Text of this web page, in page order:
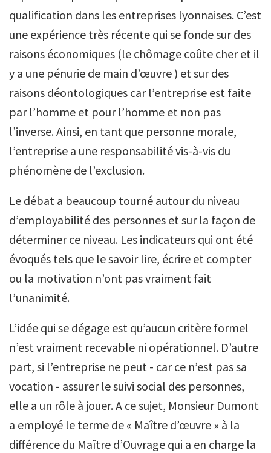
qualification dans les entreprises lyonnaises. C’est
une expérience très récente qui se fonde sur des
raisons économiques (le chômage coûte cher et il
y a une pénurie de main d’œuvre ) et sur des
raisons déontologiques car l’entreprise est faite
par l’homme et pour l’homme et non pas
l’inverse. Ainsi, en tant que personne morale,
l’entreprise a une responsabilité vis-à-vis du
phénomène de l’exclusion.
Le débat a beaucoup tourné autour du niveau
d’employabilité des personnes et sur la façon de
déterminer ce niveau. Les indicateurs qui ont été
évoqués tels que le savoir lire, écrire et compter
ou la motivation n’ont pas vraiment fait
l’unanimité.
L’idée qui se dégage est qu’aucun critère formel
n’est vraiment recevable ni opérationnel. D’autre
part, si l’entreprise ne peut - car ce n’est pas sa
vocation - assurer le suivi social des personnes,
elle a un rôle à jouer. A ce sujet, Monsieur Dumont
a employé le terme de « Maître d’œuvre » à la
différence du Maître d’Ouvrage qui a en charge la